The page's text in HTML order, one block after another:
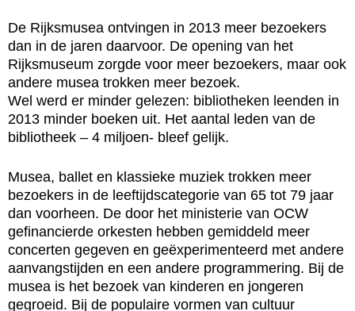
De Rijksmusea ontvingen in 2013 meer bezoekers
dan in de jaren daarvoor. De opening van het
Rijksmuseum zorgde voor meer bezoekers, maar ook
andere musea trokken meer bezoek.
Wel werd er minder gelezen: bibliotheken leenden in
2013 minder boeken uit. Het aantal leden van de
bibliotheek – 4 miljoen- bleef gelijk.
Musea, ballet en klassieke muziek trokken meer
bezoekers in de leeftijdscategorie van 65 tot 79 jaar
dan voorheen. De door het ministerie van OCW
gefinancierde orkesten hebben gemiddeld meer
concerten gegeven en geëxperimenteerd met andere
aanvangstijden en een andere programmering. Bij de
musea is het bezoek van kinderen en jongeren
gegroeid. Bij de populaire vormen van cultuur